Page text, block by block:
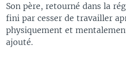
Son père, retourné dans la
fini par cesser de travailler
physiquement et
ajouté.